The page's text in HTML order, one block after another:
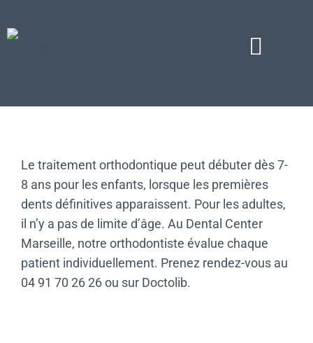
to
Équipement
Salle de
Nos spécialités
L’équipe
Le traitement orthodontique peut débuter dès 7-
8 ans pour les enfants, lorsque les premières
dents définitives apparaissent. Pour les adultes,
il n’y a pas de limite d’âge. Au Dental Center
Marseille, notre orthodontiste évalue chaque
patient individuellement. Prenez rendez-vous au
04 91 70 26 26ou sur Doctolib.